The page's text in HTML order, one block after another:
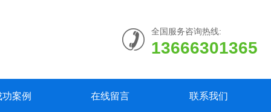
全国服务咨询热线:
13666301365
功案例 在线留言 联系我们